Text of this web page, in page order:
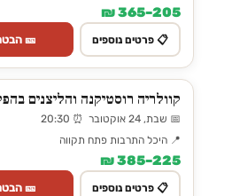
205–365 ₪
📋 פרטים נוספים 🎫
קוולריה רוסטיקנה והליצנים
📅 שבת, 24 אוקטובר ⏰ 20:30
📍 היכל התרבות פתח תקווה
225–385 ₪
📋 פרטים נוספים 🎫